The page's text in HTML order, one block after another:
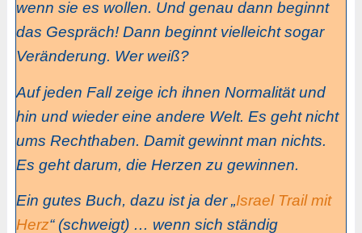
wenn sie es wollen. Und genau dann beginnt
das Gespräch! Dann beginnt vielleicht sogar
Veränderung. Wer weiß?
Auf jeden Fall zeige ich ihnen Normalität und
hin und wieder eine andere Welt. Es geht nicht
ums Rechthaben. Damit gewinnt man nichts.
Es geht darum, die Herzen zu gewinnen.
Ein gutes Buch, dazu ist ja der „Israel Trail mit
Herz“ (schweigt) … wenn sich ständig